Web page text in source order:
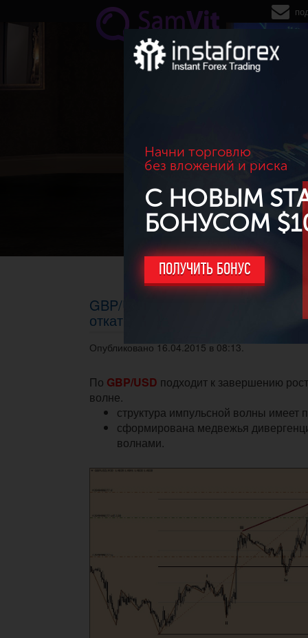
Перейти к основному содержанию
Начни торговлю
без вложений и риска
С НОВЫМ
БОНУСОМ
ПОЛУЧИТЬ БОНУС
GBP/USD. М30-H1, 16.04.2015г. -
откат перед возобновлением
Опубликовано 16.04.2015 в 08:13.
По GBP/USD подходит к завершению
волне.
структура импульсной волны
сформирована медвежья
волнами.